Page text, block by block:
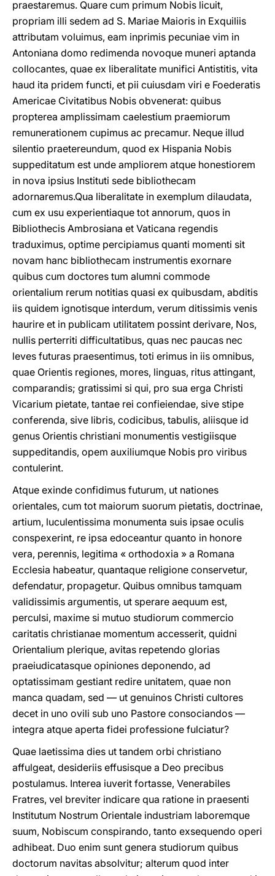
praestaremus. Quare cum primum Nobis licuit,
propriam illi sedem ad S. Mariae Maioris in Exquiliis
attributam voluimus, eam inprimis pecuniae vim in
Antoniana domo redimenda novoque muneri aptanda
collocantes, quae ex liberalitate munifici Antistitis, vita
haud ita pridem functi, et pii cuiusdam viri e Foederatis
Americae Civitatibus Nobis obvenerat: quibus
propterea amplissimam caelestium praemiorum
remunerationem cupimus ac precamur. Neque illud
silentio praetereundum, quod ex Hispania Nobis
suppeditatum est unde ampliorem atque honestiorem
in nova ipsius Instituti sede bibliothecam
adornaremus.Qua liberalitate in exemplum dilaudata,
cum ex usu experientiaque tot annorum, quos in
Bibliothecis Ambrosiana et Vaticana regendis
traduximus, optime percipiamus quanti momenti sit
novam hanc bibliothecam instrumentis exornare
quibus cum doctores tum alumni commode
orientalium rerum notitias quasi ex quibusdam, abditis
iis quidem ignotisque interdum, verum ditissimis venis
haurire et in publicam utilitatem possint derivare, Nos,
nullis perterriti difficultatibus, quas nec paucas nec
leves futuras praesentimus, toti erimus in iis omnibus,
quae Orientis regiones, mores, linguas, ritus attingant,
comparandis; gratissimi si qui, pro sua erga Christi
Vicarium pietate, tantae rei confieiendae, sive stipe
conferenda, sive libris, codicibus, tabulis, aliisque id
genus Orientis christiani monumentis vestigiisque
suppeditandis, opem auxiliumque Nobis pro viribus
contulerint.
Atque exinde confidimus futurum, ut nationes
orientales, cum tot maiorum suorum pietatis, doctrinae,
artium, luculentissima monumenta suis ipsae oculis
conspexerint, re ipsa edoceantur quanto in honore
vera, perennis, legitima « orthodoxia » a Romana
Ecclesia habeatur, quantaque religione conservetur,
defendatur, propagetur. Quibus omnibus tamquam
validissimis argumentis, ut sperare aequum est,
perculsi, maxime si mutuo studiorum commercio
caritatis christianae momentum accesserit, quidni
Orientalium plerique, avitas repetendo glorias
praeiudicatasque opiniones deponendo, ad
optatissimam gestiant redire unitatem, quae non
manca quadam, sed — ut genuinos Christi cultores
decet in uno ovili sub uno Pastore consociandos —
integra atque aperta fidei professione fulciatur?
Quae laetissima dies ut tandem orbi christiano
affulgeat, desideriis effusisque a Deo precibus
postulamus. Interea iuverit fortasse, Venerabiles
Fratres, vel breviter indicare qua ratione in praesenti
Institutum Nostrum Orientale industriam laboremque
suum, Nobiscum conspirando, tanto exsequendo operi
adhibeat. Duo enim sunt genera studiorum quibus
doctorum navitas absolvitur; alterum quod inter